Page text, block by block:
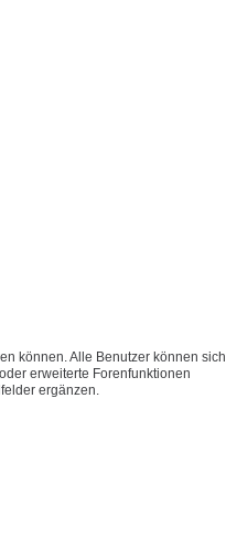
können. Alle Benutzer können sich
erweiterte Forenfunktionen
ergänzen.